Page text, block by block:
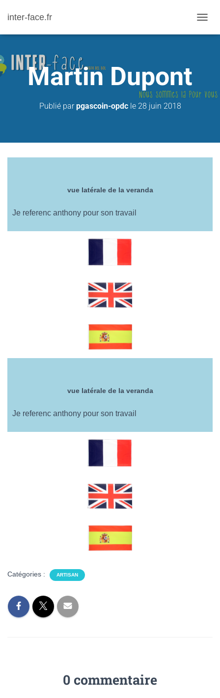
inter-face.fr
R
A
V
Martin Dupont
Publié parpgascoin-opdcle 28 juin 2018
vue latérale de la veranda
Je referenc anthony pour son travail
vue latérale de la veranda
Je referenc anthony pour son travail
Catégories : ARTISAN
0 commentaire